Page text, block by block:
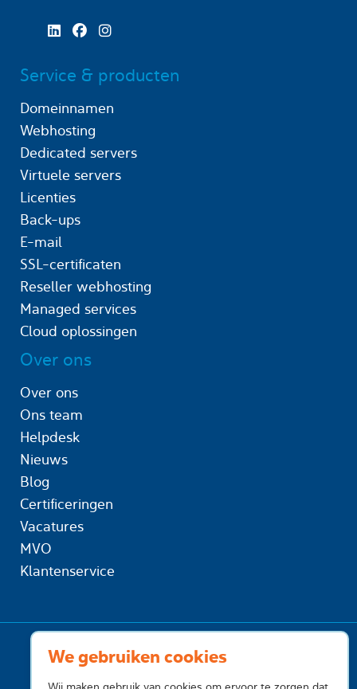
We gebruiken cookies
Service & producten
Domeinnamen
Webhosting
Dedicated servers
Virtuele servers
Licenties
Back-ups
E-mail
SSL-certificaten
Reseller webhosting
Managed services
Cloud oplossingen
Over ons
Over ons
Ons team
Helpdesk
Nieuws
Blog
Certificeringen
Vacatures
MVO
Klantenservice